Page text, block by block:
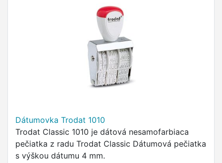
Dátumovka Trodat 1010
Trodat Classic 1010 je dátová nesamofarbiaca
pečiatka z radu Trodat Classic Dátumová pečiatka
s výškou dátumu 4 mm.